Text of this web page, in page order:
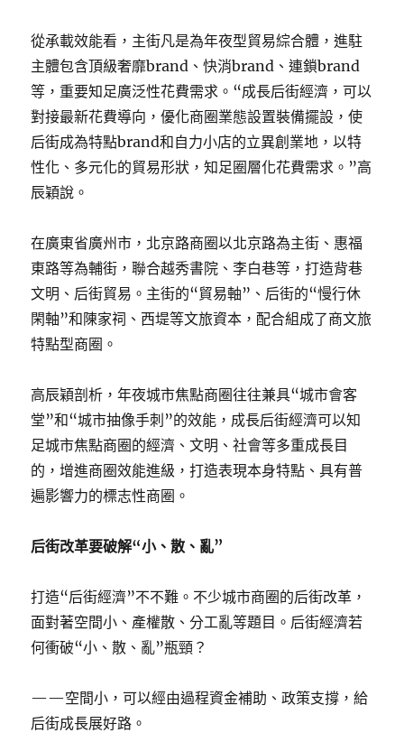
從承載效能看，主街凡是為年夜型貿易綜合體，進駐
主體包含頂級奢靡brand、快消brand、連鎖brand
等，重要知足廣泛性花費需求。“成長后街經濟，可以
對接最新花費導向，優化商圈業態設置裝備擺設，使
后街成為特點brand和自力小店的立異創業地，以特
性化、多元化的貿易形狀，知足圈層化花費需求。”高
辰穎說。
在廣東省廣州市，北京路商圈以北京路為主街、惠福
東路等為輔街，聯合越秀書院、李白巷等，打造背巷
文明、后街貿易。主街的“貿易軸”、后街的“慢行休
閑軸”和陳家祠、西堤等文旅資本，配合組成了商文旅
特點型商圈。
高辰穎剖析，年夜城市焦點商圈往往兼具“城市會客
堂”和“城市抽像手刺”的效能，成長后街經濟可以知
足城市焦點商圈的經濟、文明、社會等多重成長目
的，增進商圈效能進級，打造表現本身特點、具有普
遍影響力的標志性商圈。
后街改革要破解“小、散、亂”
打造“后街經濟”不不難。不少城市商圈的后街改革，
面對著空間小、產權散、分工亂等題目。后街經濟若
何衝破“小、散、亂”瓶頸？
——空間小，可以經由過程資金補助、政策支撐，給
后街成長展好路。